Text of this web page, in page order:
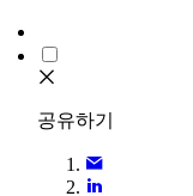
공유하기